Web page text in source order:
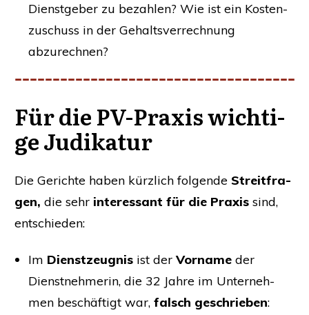
Dienst­ge­ber zu bezah­len? Wie ist ein Kos­ten­
zu­schuss in der Gehalts­ver­rech­nung
abzurechnen?
Für die PV-Pra­xis wich­ti­
ge Judikatur
Die Gerich­te haben kürz­lich fol­gen­de Streit­fra­
gen, die sehr inter­es­sant für die Pra­xis sind,
entschieden:
Im Dienst­zeug­nis ist der Vor­na­me der
Dienst­neh­me­rin, die 32 Jah­re im Unter­neh­
men beschäf­tigt war, falsch geschrie­ben: